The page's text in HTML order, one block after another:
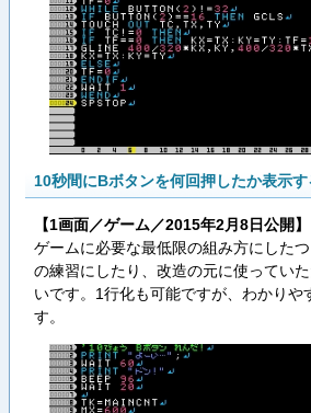
10秒間にBボタンを何回押したか表示
【1画面／ゲーム／2015年2月8日公開】
ゲームに必要な最低限の組み方にした
の練習にしたり、改造の元に使ってい
いです。1行化も可能ですが、わかりや
す。